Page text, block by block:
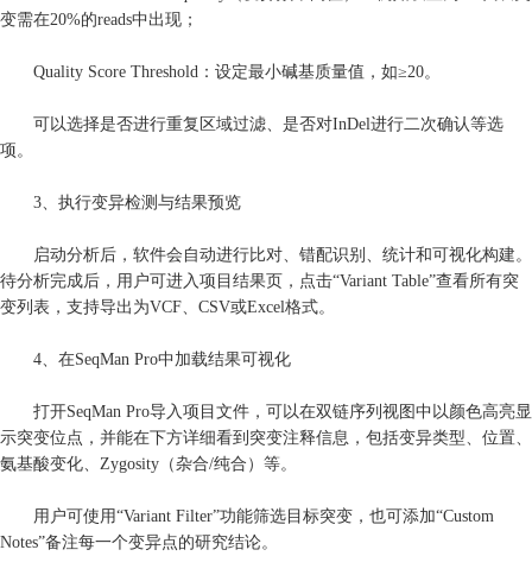
变需在20%的reads中出现；
Quality Score Threshold：设定最小碱基质量值，如≥20。
可以选择是否进行重复区域过滤、是否对InDel进行二次确认等选
项。
3、执行变异检测与结果预览
启动分析后，软件会自动进行比对、错配识别、统计和可视化构建。
待分析完成后，用户可进入项目结果页，点击“Variant Table”查看所有突
变列表，支持导出为VCF、CSV或Excel格式。
4、在SeqMan Pro中加载结果可视化
打开SeqMan Pro导入项目文件，可以在双链序列视图中以颜色高亮显
示突变位点，并能在下方详细看到突变注释信息，包括变异类型、位置、
氨基酸变化、Zygosity（杂合/纯合）等。
用户可使用“Variant Filter”功能筛选目标突变，也可添加“Custom
Notes”备注每一个变异点的研究结论。